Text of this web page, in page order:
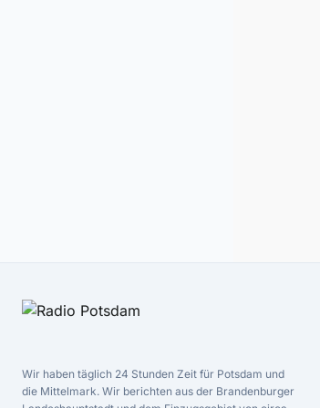
Wir haben täglich 24 Stunden Zeit für Potsdam und
die Mittelmark. Wir berichten aus der Brandenburger